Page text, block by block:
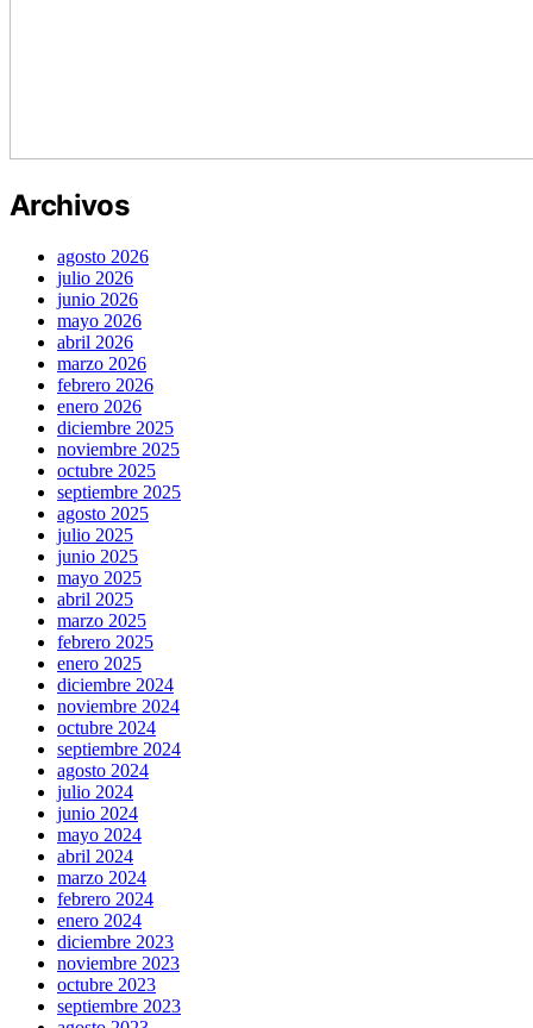
Archivos
agosto 2026
julio 2026
junio 2026
mayo 2026
abril 2026
marzo 2026
febrero 2026
enero 2026
diciembre 2025
noviembre 2025
octubre 2025
septiembre 2025
agosto 2025
julio 2025
junio 2025
mayo 2025
abril 2025
marzo 2025
febrero 2025
enero 2025
diciembre 2024
noviembre 2024
octubre 2024
septiembre 2024
agosto 2024
julio 2024
junio 2024
mayo 2024
abril 2024
marzo 2024
febrero 2024
enero 2024
diciembre 2023
noviembre 2023
octubre 2023
septiembre 2023